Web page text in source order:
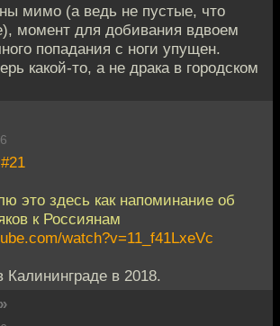
мимо (а ведь не пустые, что
момент для добивания вдвоем
попадания с ноги упущен.
какой-то, а не драка в городском
#21
это здесь как напоминание об
к Россиянам
watch?v=11_f41LxeVc
в 2018.
»